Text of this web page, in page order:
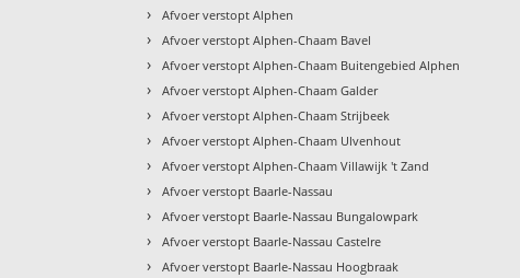
› Afvoer verstopt Alphen
› Afvoer verstopt Alphen-Chaam Bavel
› Afvoer verstopt Alphen-Chaam Buitengebied Alphen
› Afvoer verstopt Alphen-Chaam Galder
› Afvoer verstopt Alphen-Chaam Strijbeek
› Afvoer verstopt Alphen-Chaam Ulvenhout
› Afvoer verstopt Alphen-Chaam Villawijk 't Zand
› Afvoer verstopt Baarle-Nassau
› Afvoer verstopt Baarle-Nassau Bungalowpark
› Afvoer verstopt Baarle-Nassau Castelre
› Afvoer verstopt Baarle-Nassau Hoogbraak